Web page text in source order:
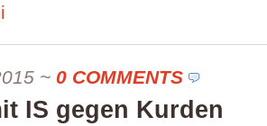
~ 0 COMMENTS
IS gegen Kurden